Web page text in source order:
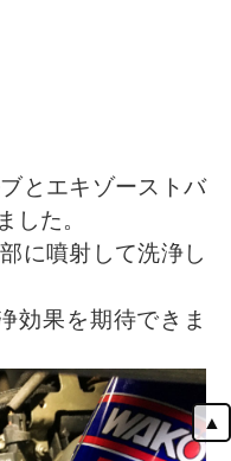
とエキゾーストバ
した。
に噴射して洗浄し
効果を期待できま
▲